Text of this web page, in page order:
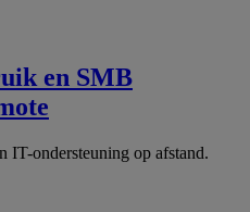
en SMB
IT-ondersteuning op afstand.